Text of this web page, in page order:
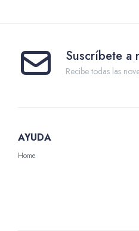
Suscríbete a
Recibe todas las
AYUDA
Home